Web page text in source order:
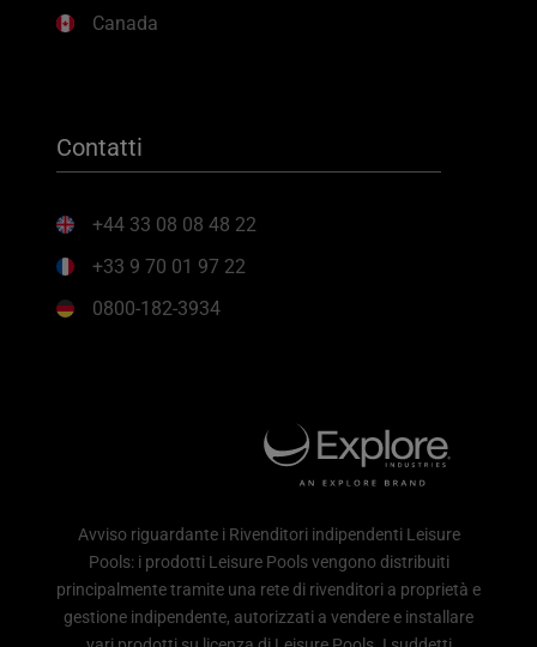
Canada
Contatti
+44 33 08 08 48 22
+33 9 70 01 97 22
0800-182-3934
Avviso riguardante i Rivenditori indipendenti Leisure
Pools: i prodotti Leisure Pools vengono distribuiti
principalmente tramite una rete di rivenditori a proprietà e
gestione indipendente, autorizzati a vendere e installare